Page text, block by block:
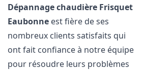
Dépannage chaudière Frisquet
Eaubonne est fière de ses
nombreux clients satisfaits qui
ont fait confiance à notre équipe
pour résoudre leurs problèmes